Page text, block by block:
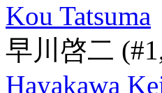
Kou Tatsuma
早川啓二
Hayakawa